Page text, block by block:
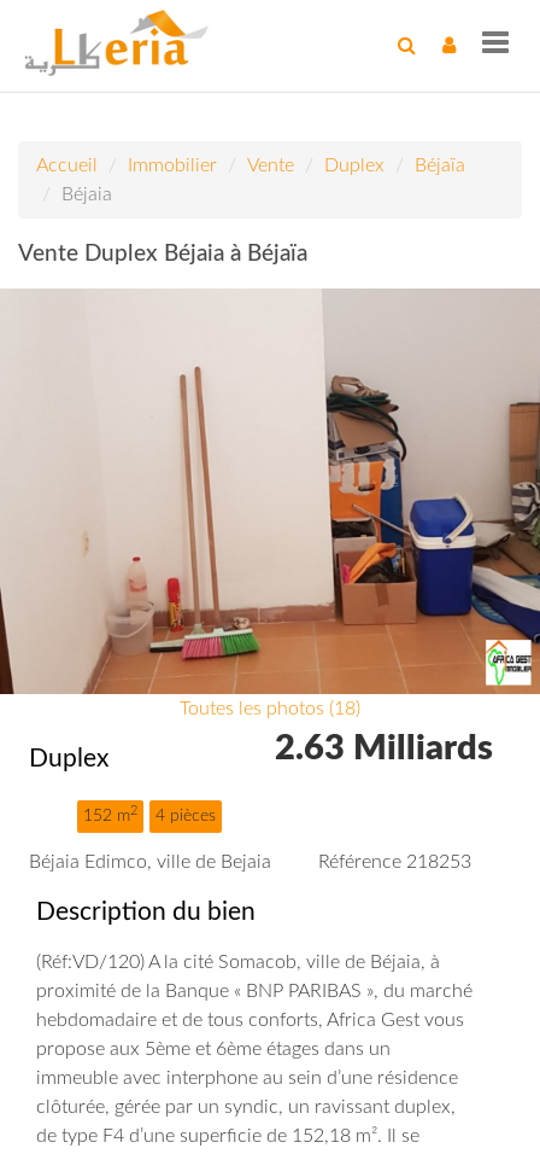
Accueil Immobilier Vente Duplex
Béjaïa
Béjaia
Vente Duplex Béjaia à Béjaïa
Toutes les photos (18)
Duplex
152 m2 4 pièces
2.63 Milliards
Béjaia Edimco, ville de Bejaia Référence 218253
Description du bien
(Réf:VD/120) A la cité Somacob, ville de Béjaia, à
proximité de la Banque « BNP PARIBAS », du marché
hebdomadaire et de tous conforts, Africa Gest vous
propose aux 5ème et 6ème étages dans un
immeuble avec interphone au sein d’une résidence
clôturée, gérée par un syndic, un ravissant duplex,
de type F4 d’une superficie de 152,18 m². Il se